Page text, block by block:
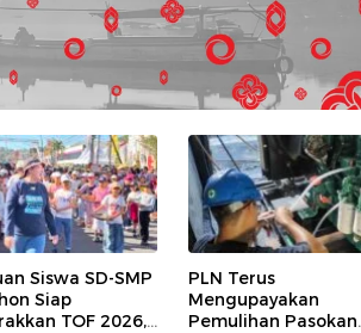
Siswa SD-SMP
Siap
TOF 2026,
PLN Terus
Mengupayakan
Pemulihan Pasokan